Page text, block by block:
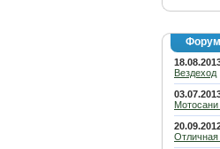
Форум
Вездеход
Отличная